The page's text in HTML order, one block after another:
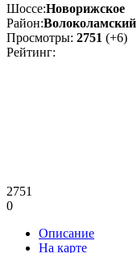
Шоссе:Новорижское
Район:Волоколамский
Просмотры: 2751 (+6)
Рейтинг:
2751
0
Описание
На карте